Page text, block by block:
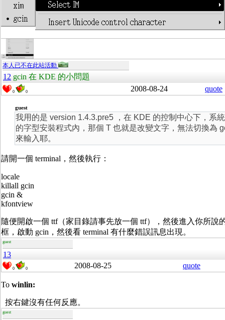
本人已不在此站活動
12 gcin 在 KDE 的小問題
0 0 2008-08-24 quote
guest
我用的是 version 1.4.3.pre5 ，在 KDE 的控制中心下，系
的字型安裝程式內，那個 T 也就是改變文字，無法切換為
來輸入耶。
請開一個 terminal，然後執行：
locale
killall gcin
gcin &
kfontview
隨便開啟一個 ttf（家目錄請事先放一個 ttf），然後進入你所說
框，啟動 gcin，然後看 terminal 有什麼錯誤訊息出現。
guest
13
0 0 2008-08-25 quote
To winlin:
按右鍵沒有任何反應。
guest